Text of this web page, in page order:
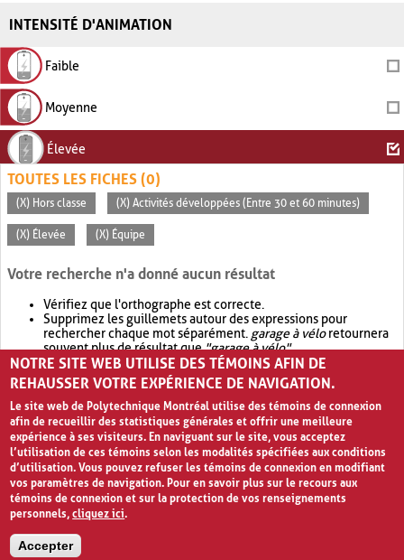
INTENSITÉ D'ANIMATION
Faible
Moyenne
Élevée
TOUTES LES FICHES (0)
(X) Hors classe (X) Activités développées (Entre 30 et 60 minutes)
(X) Élevée (X) Équipe
Votre recherche n'a donné aucun résultat
Vérifiez que l'orthographe est correcte.
Supprimez les guillemets autour des expressions pour
rechercher chaque mot séparément. garage à véloretournera
souvent plus de résultat que"garage à vélo".
Envisagez d'élargir votre recherche avec OR.garage OR vélo
retournera souvent plus de résultat quegarage à vélo
NOTRE SITE WEB UTILISE DES TÉMOINS AFIN DE
REHAUSSER VOTRE EXPÉRIENCE DE NAVIGATION.
Le site web de Polytechnique Montréal utilise des témoins de connexion
afin de recueillir des statistiques générales et offrir une meilleure
expérience à ses visiteurs. En naviguant sur le site, vous acceptez
l’utilisation de ces témoins selon les modalités spécifiées aux conditions
d’utilisation. Vous pouvez refuser les témoins de connexion en modifiant
vos paramètres de navigation. Pour en savoir plus sur le recours aux
témoins de connexion et sur la protection de vos renseignements
personnels,cliquez ici.
Accepter